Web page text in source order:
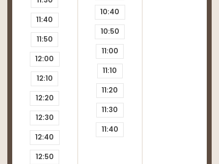
11:40
11:50
12:00
12:10
12:20
12:30
12:40
12:50
10:40
10:50
11:00
11:10
11:20
11:30
11:40